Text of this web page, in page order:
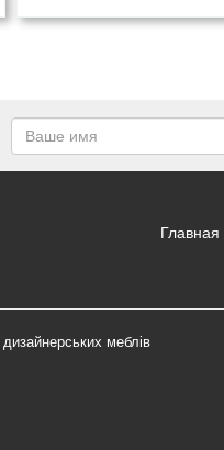
Главная
меблів